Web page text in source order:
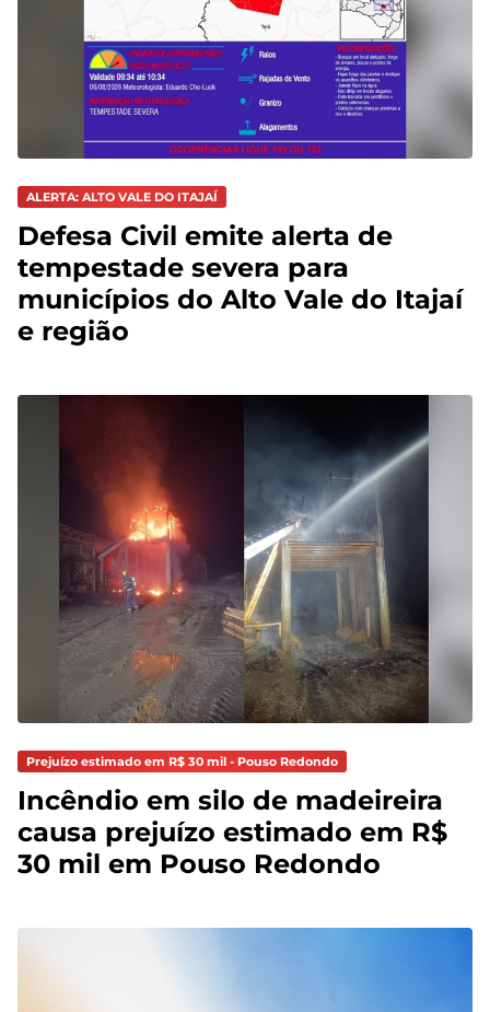
ALERTA: ALTO VALE DO ITAJAÍ
Defesa Civil emite alerta de
tempestade severa para
municípios do Alto Vale do Itajaí
e região
Prejuízo estimado em R$ 30 mil - Pouso Redondo
Incêndio em silo de madeireira
causa prejuízo estimado em R$
30 mil em Pouso Redondo